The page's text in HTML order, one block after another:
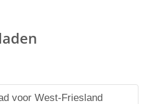
voor West-Friesland